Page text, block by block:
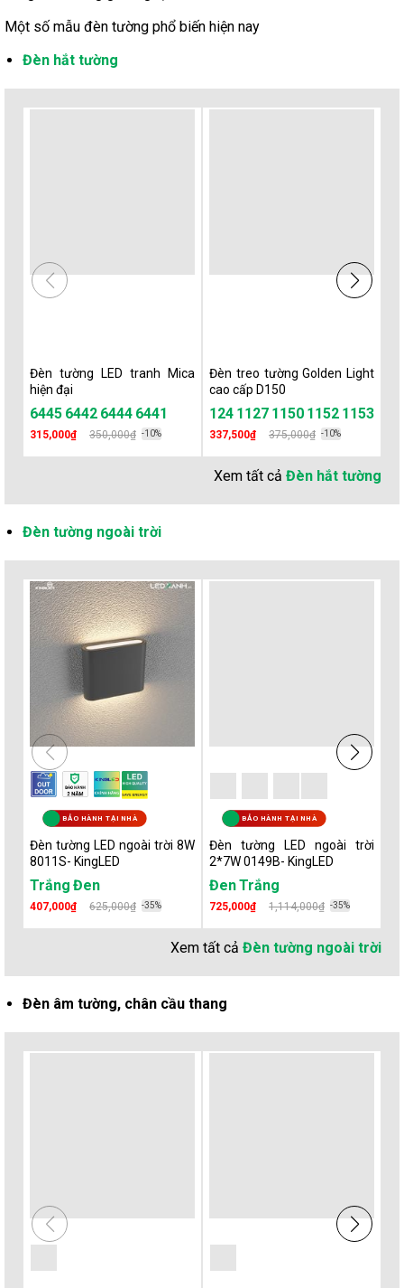
Một số mẫu đèn tường phổ biến hiện nay
Đèn hắt tường
Đèn tường LED tranh Mica
hiện đại
6445 6442 6444 6441
315,000₫ 350,000₫ -10%
Đèn treo tường Golden Light
cao cấp D150
1124 1127 1150 1152 1153
337,500₫ 375,000₫ -10%
Xem tất cả Đèn hắt tường
Đèn tường ngoài trời
BẢO HÀNH TẠI NHÀ
Đèn tường LED ngoài trời 8W
8011S- KingLED
Trắng Đen
407,000₫ 625,000₫ -35%
BẢO HÀNH TẠI NHÀ
Đèn tường LED ngoài trời
2*7W 0149B- KingLED
ĐenTrắng
725,000₫ 1,114,000₫ -35%
Xem tất cả Đèn tường ngoài trời
Đèn âm tường, chân cầu thang